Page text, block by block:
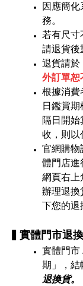
因應簡
務。
若有尺寸
請退貨後
退貨請於
外訂單恕
根據消費
日鑑賞
隔日開
收，則以
官網購物
體門店進
網頁右上
辦理退換
下您的退
▍實體門市退
實體門市
期」，結
退換貨。